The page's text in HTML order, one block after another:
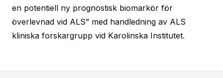
en potentiell ny prognostisk biomarkör för
överlevnad vid ALS” med handledning av ALS
kliniska forskargrupp vid Karolinska Institutet.